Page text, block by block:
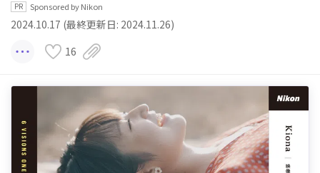
Sponsored by Nikon
2024.10.17 (最終更新日: 2024.11.26)
16